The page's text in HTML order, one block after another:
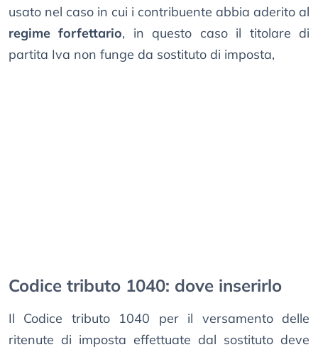
usato nel caso in cui i contribuente abbia aderito al
regime forfettario, in questo caso il titolare di
partita Iva non funge da sostituto di imposta,
Codice tributo 1040: dove inserirlo
Il Codice tributo 1040 per il versamento delle
ritenute di imposta effettuate dal sostituto deve